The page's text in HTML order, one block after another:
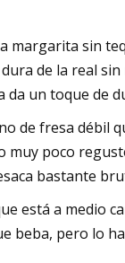
margarita sin
de la real
un toque de
de fresa débil
muy poco
bastante
está a medio
beba, pero lo